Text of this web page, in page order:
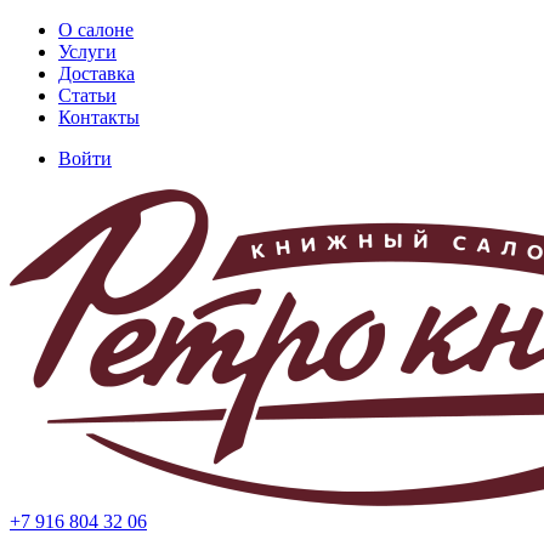
Перейти
основному
содержанию
Основная
навигация
О салоне
Услуги
Доставка
Статьи
Контакты
учётной
записи
пользователя
Войти
+7 916 804 32 06